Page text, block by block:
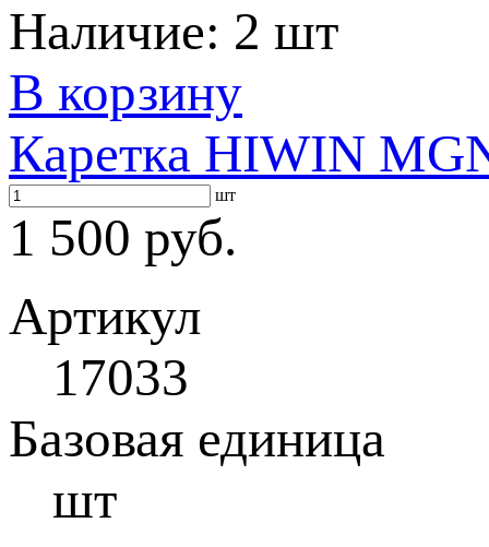
Наличие: 2 шт
В корзину
Каретка HIWIN
шт
1 500 руб.
Артикул
17033
Базовая единица
шт